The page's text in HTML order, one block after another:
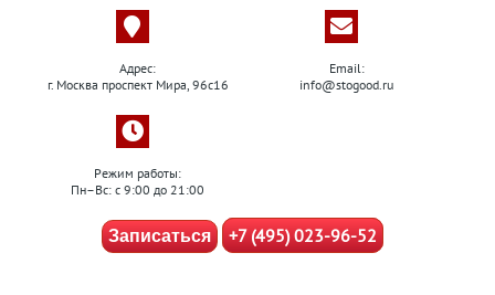
Адрес:
г. Москва проспект Мира, 96с16
Email:
info@stogood.ru
Режим работы:
Пн–Вс: с 9:00 до 21:00
Записаться +7 (495) 023-96-52